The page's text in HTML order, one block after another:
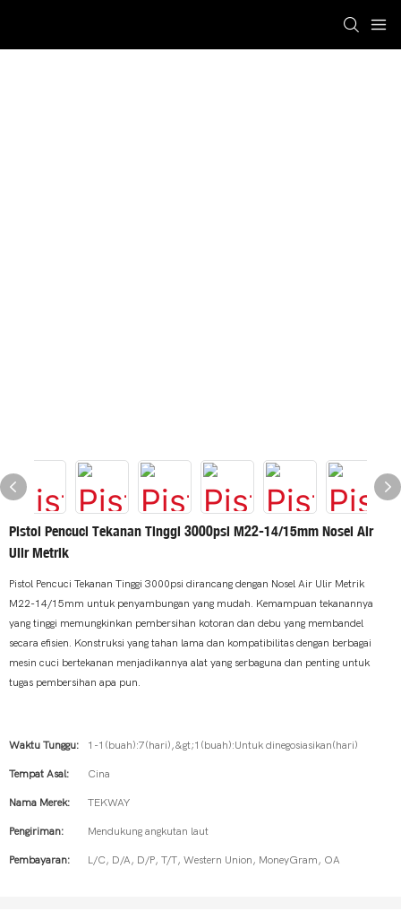
Pistol Pencuci Tekanan Tinggi 3000psi M22-14/15mm Nosel Air
Ulir Metrik
Pistol Pencuci Tekanan Tinggi 3000psi dirancang dengan Nosel Air Ulir Metrik
M22-14/15mm untuk penyambungan yang mudah. Kemampuan tekanannya
yang tinggi memungkinkan pembersihan kotoran dan debu yang membandel
secara efisien. Konstruksi yang tahan lama dan kompatibilitas dengan berbagai
mesin cuci bertekanan menjadikannya alat yang serbaguna dan penting untuk
tugas pembersihan apa pun.
Waktu Tunggu: 1-1(buah):7(hari),&gt;1(buah):Untuk dinegosiasikan(hari)
Tempat Asal: Cina
Nama Merek: TEKWAY
Pengiriman: Mendukung angkutan laut
Pembayaran: L/C, D/A, D/P, T/T, Western Union, MoneyGram, OA